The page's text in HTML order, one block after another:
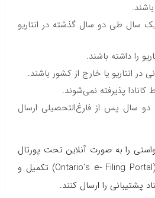
سال طی دو سال گذشته در انتاریو
را داشته باشند.
در انتاریو یا خارج از کشور باشند.
پذیرفته نمی‌شوند.
سال پس از فارغ‌التحصیلی ارسال
را به صورت آنلاین تحت پورتال
پرونده الکترونیکی انتاریو (Ontario’s e- Filing Portal) تکمیل و
پشتیبانی را ارسال کنند.